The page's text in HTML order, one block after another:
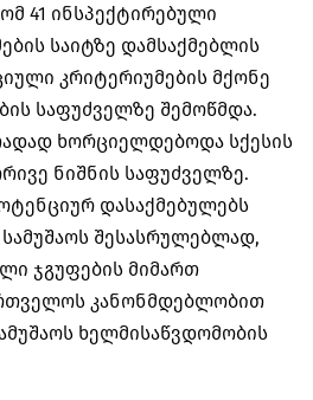
41 ინსპექტირებული
საიტზე დამსაქმებლის
კრიტერიუმების მქონე
საფუძველზე შემოწმდა.
ხორციელდებოდა სქესის
ნიშნის საფუძველზე.
დასაქმებულებს
შესასრულებლად,
ჯგუფების მიმართ
კანონმდებლობით
ხელმისაწვდომობის